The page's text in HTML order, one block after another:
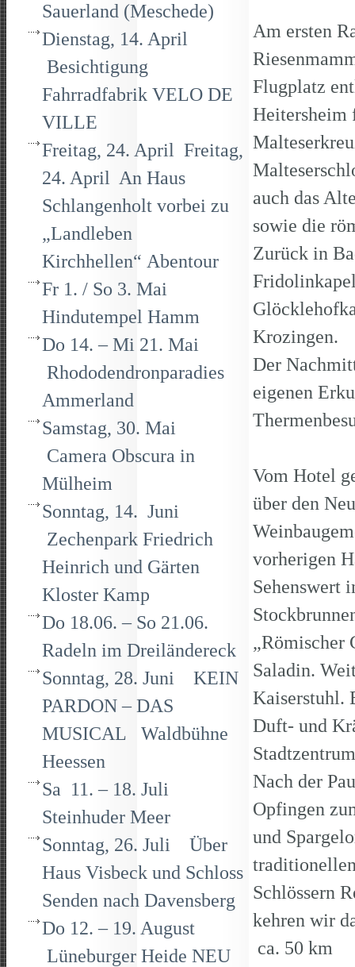
Sauerland (Meschede)
Dienstag, 14. April
Besichtigung
Fahrradfabrik VELO DE
VILLE
Freitag, 24. April Freitag,
24. April An Haus
Schlangenholt vorbei zu
„Landleben
Kirchhellen“ Abentour
Fr 1. / So 3. Mai
Hindutempel Hamm
Do 14. – Mi 21. Mai
Rhododendronparadies
Ammerland
Samstag, 30. Mai
Camera Obscura in
Mülheim
Sonntag, 14. Juni
Zechenpark Friedrich
Heinrich und Gärten
Kloster Kamp
Do 18.06. – So 21.06.
Radeln im Dreiländereck
Sonntag, 28. Juni KEIN
PARDON – DAS
MUSICAL Waldbühne
Heessen
Sa 11. – 18. Juli
Steinhuder Meer
Sonntag, 26. Juli Über
Haus Visbeck und Schloss
Senden nach Davensberg
Do 12. – 19. August
Lüneburger Heide NEU
Am ersten
Flugplatz
Heitersheim
auch das
sowie die
Zurück in
Krozingen.
Der
eigenen
Vom Hotel
über den
vorherigen
Sehenswert
„Römischer
Saladin.
Kaiserstuhl.
Duft- und
Nach der
Opfingen
und
Schlössern
kehren wir
ca. 50 km